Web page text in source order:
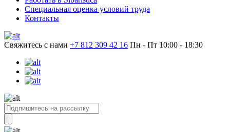
Специальная оценка условий труда
Контакты
Свяжитесь с нами +7 812 309 42 16 Пн - Пт 10:00 - 18:30